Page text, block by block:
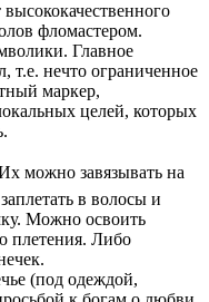
фломастером.
Главное
т.е. нечто ограниченное
маркер,
целей, которых
можно завязывать на
в волосы и
Можно освоить
плетения. Либо
(под одеждой,